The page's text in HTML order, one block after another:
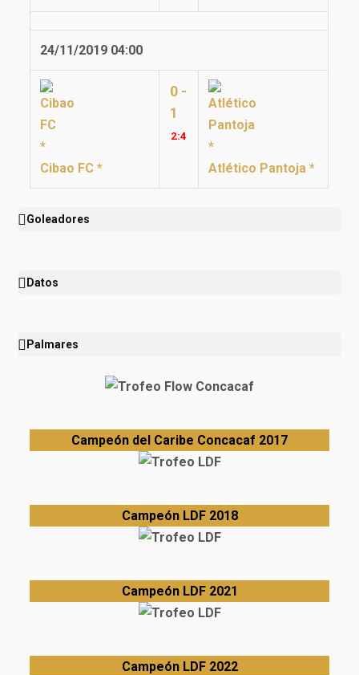
24/11/2019 04:00
Cibao FC *
0 -
1
2:4
Atlético Pantoja *
Goleadores
Datos
Palmares
Campeón del Caribe Concacaf 2017
Campeón LDF 2018
Campeón LDF 2021
Campeón LDF 2022